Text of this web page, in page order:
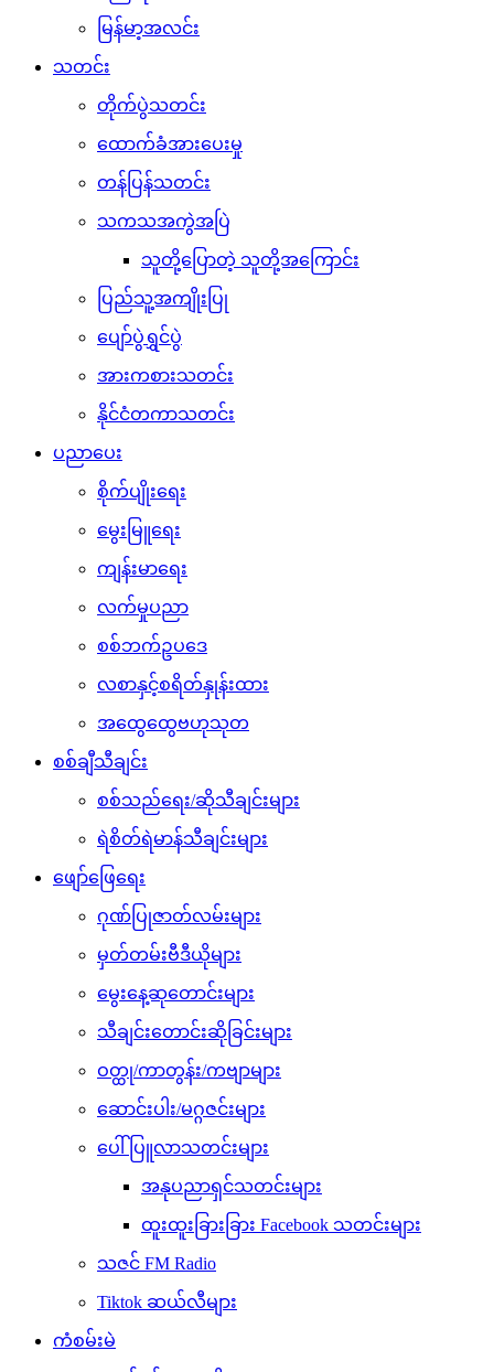
မြန်မာ့အလင်း
သတင်း
တိုက်ပွဲသတင်း
ထောက်ခံအားပေးမှု
တန်ပြန်သတင်း
သကသအကွဲအပြဲ
သူတို့ပြောတဲ့ သူတို့အကြောင်း
ပြည်သူ့အကျိုးပြု
ပျော်ပွဲရွှင်ပွဲ
အားကစားသတင်း
နိုင်ငံတကာသတင်း
ပညာပေး
စိုက်ပျိုးရေး
မွေးမြူရေး
ကျန်းမာရေး
လက်မှုပညာ
စစ်ဘက်ဥပဒေ
လစာနှင့်စရိတ်နှုန်းထား
အထွေထွေဗဟုသုတ
စစ်ချီသီချင်း
စစ်သည်ရေး/ဆိုသီချင်းများ
ရဲစိတ်ရဲမာန်သီချင်းများ
ဖျော်ဖြေရေး
ဂုဏ်ပြုဇာတ်လမ်းများ
မှတ်တမ်းဗီဒီယိုများ
မွေးနေ့ဆုတောင်းများ
သီချင်းတောင်းဆိုခြင်းများ
ဝတ္ထု/ကာတွန်း/ကဗျာများ
ဆောင်းပါး/မဂ္ဂဇင်းများ
ပေါ်ပြူလာသတင်းများ
အနုပညာရှင်သတင်းများ
ထူးထူးခြားခြား Facebook သတင်းများ
သဇင် FM Radio
Tiktok ဆယ်လီများ
ကံစမ်းမဲ